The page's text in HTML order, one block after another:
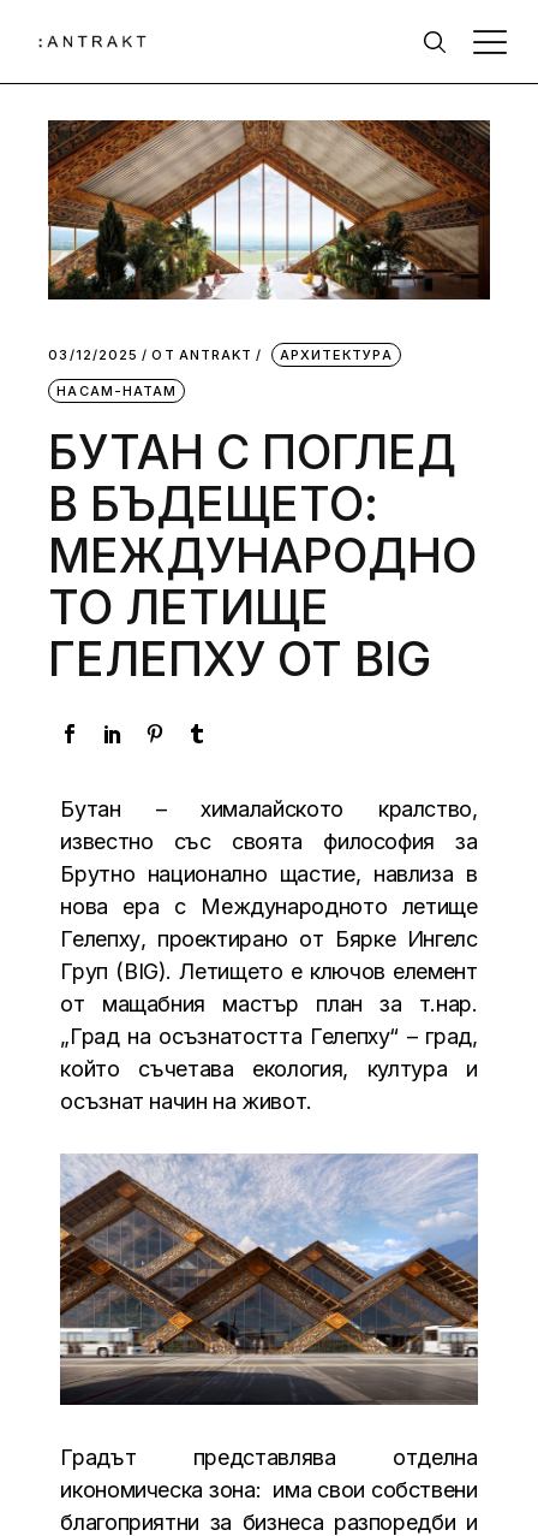
03/12/2025 ОТ АNTRAKT АРХИТЕКТУРА
НАСАМ-НАТАМ
БУТАН С ПОГЛЕД
В БЪДЕЩЕТО:
МЕЖДУНАРОДНО
ТО ЛЕТИЩЕ
ГЕЛЕПХУ ОТ BIG
Бутан – хималайското кралство,
известно със своята философия за
Брутно национално щастие, навлиза в
нова ера с Международното летище
Гелепху, проектирано от Бярке Ингелс
Груп (BIG). Летището е ключов елемент
от мащабния мастър план за т.нар.
„Град на осъзнатостта Гелепху“ – град,
който съчетава екология, култура и
осъзнат начин на живот.
Градът представлява отделна
икономическа зона: има свои собствени
благоприятни за бизнеса разпоредби и